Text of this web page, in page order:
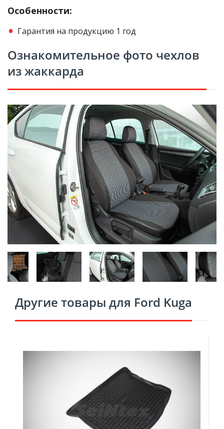
Особенности:
Гарантия на продукцию 1 год
Ознакомительное фото чехлов
из жаккарда
Другие товары для Ford Kuga